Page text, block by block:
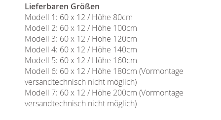
Lieferbaren Größen
Modell 1: 60 x 12 / Höhe 80cm
Modell 2: 60 x 12 / Höhe 100cm
Modell 3: 60 x 12 / Höhe 120cm
Modell 4: 60 x 12 / Höhe 140cm
Modell 5: 60 x 12 / Höhe 160cm
Modell 6: 60 x 12 / Höhe 180cm (Vormontage
versandtechnisch nicht möglich)
Modell 7: 60 x 12 / Höhe 200cm (Vormontage
versandtechnisch nicht möglich)